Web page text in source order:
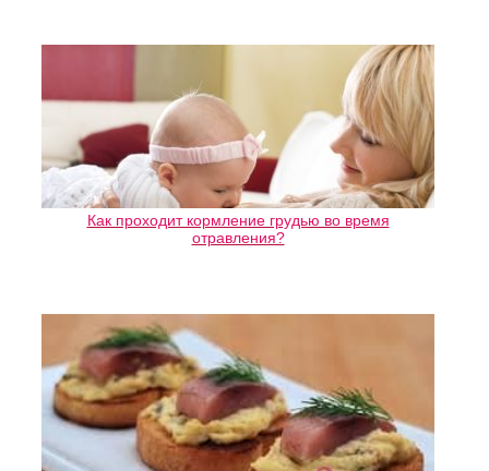
Как проходит кормление грудью во время
отравления?